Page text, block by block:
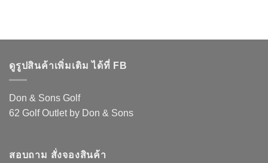
ดูรูปสินค้าเพิ่มเติม ได้ที่ FB
Don & Sons Golf
62 Golf Outlet by Don & Sons
สอบถาม สั่งจองสินค้า